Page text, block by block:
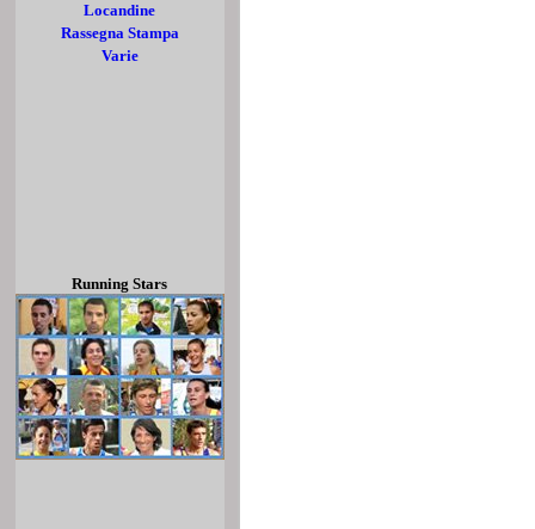
Locandine
Rassegna Stampa
Varie
Running Stars